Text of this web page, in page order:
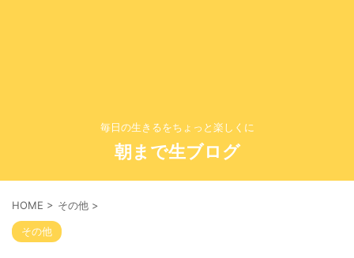
毎日の生きるをちょっと楽しくに
朝まで生ブログ
HOME > その他 >
その他